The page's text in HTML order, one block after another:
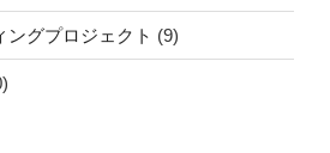
ングプロジェクト (9)